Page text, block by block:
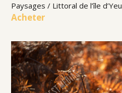
Paysages / Littoral de l’île d’Yeu
Acheter